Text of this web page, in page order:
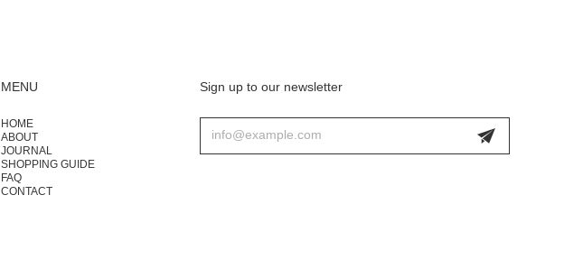
MENU
HOME
ABOUT
JOURNAL
SHOPPING GUIDE
FAQ
CONTACT
Sign up to our newsletter